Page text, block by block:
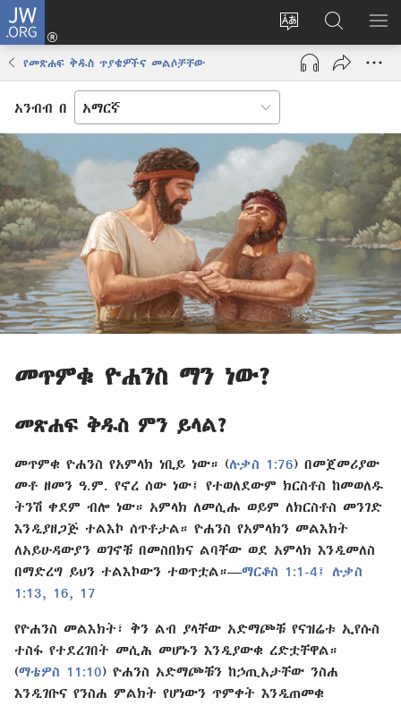
JW.ORG
የድረ
ገጹን
ቋንቋ
ግባ
(አዲስ
ዊንዶው
JW.ORG
ላይ
መፈለጊያ
የመጽሐፍ ቅዱስ ጥያቄዎችና መልሶቻቸው
አንብብ በ
መጥምቁ ዮሐንስ ማን ነው?
መጽሐፍ ቅዱስ ምን ይላል?
መጥምቁ ዮሐንስ የአምላክ ነቢይ ነው። (ሉቃስ 1:76) በመጀመሪያው
መቶ ዘመን ዓ.ም. የኖረ ሰው ነው፤ የተወለደውም ክርስቶስ ከመወለዱ
ትንሽ ቀደም ብሎ ነው። አምላክ ለመሲሑ ወይም ለክርስቶስ መንገድ
እንዲያዘጋጅ ተልእኮ ሰጥቶታል። ዮሐንስ የአምላክን መልእክት
ለአይሁዳውያን ወገኖቹ በመስበክና ልባቸው ወደ አምላክ እንዲመለስ
በማድረግ ይህን ተልእኮውን ተወጥቷል።—ማርቆስ 1:1-4፤
ሉቃስ
1:13, 16, 17
የዮሐንስ መልእክት፣ ቅን ልብ ያላቸው አድማጮቹ የናዝሬቱ ኢየሱስ
ተስፋ የተደረገበት መሲሕ መሆኑን እንዲያውቁ ረድቷቸዋል።
(ማቴዎስ 11:10) ዮሐንስ አድማጮቹን ከኃጢአታቸው ንስሐ
እንዲገቡና የንስሐ ምልክት የሆነውን ጥምቀት እንዲጠመቁ